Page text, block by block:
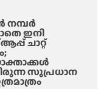
ഇനി
ചാറ്റ്
സുപ്രധാന